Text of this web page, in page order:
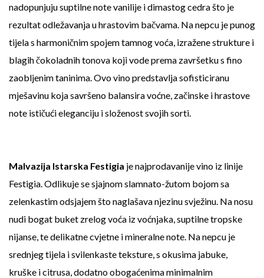
nadopunjuju suptilne note vanilije i dimastog cedra što je
rezultat odležavanja u hrastovim bačvama. Na nepcu je punog
tijela s harmoničnim spojem tamnog voća, izražene strukture i
blagih čokoladnih tonova koji vode prema završetku s fino
zaobljenim taninima. Ovo vino predstavlja sofisticiranu
mješavinu koja savršeno balansira voćne, začinske i hrastove
note ističući eleganciju i složenost svojih sorti.
Malvazija Istarska Festigia je najprodavanije vino iz linije
Festigia. Odlikuje se sjajnom slamnato-žutom bojom sa
zelenkastim odsjajem što naglašava njezinu svježinu. Na nosu
nudi bogat buket zrelog voća iz voćnjaka, suptilne tropske
nijanse, te delikatne cvjetne i mineralne note. Na nepcu je
srednjeg tijela i svilenkaste teksture, s okusima jabuke,
kruške i citrusa, dodatno obogaćenima minimalnim